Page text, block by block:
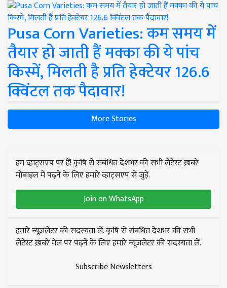
Pusa Corn Varieties: कम समय में
तैयार हो जाती हैं मक्का की ये पांच
किस्में, मिलती है प्रति हेक्टेयर 126.6
क्विंटल तक पैदावार!
More Stories
हम व्हाट्सएप पर हैं! कृषि से संबंधित देशभर की सभी लेटेस्ट ख़बरें
मोबाइल में पढ़ने के लिए हमारे व्हाट्सएप से जुड़ें.
Join on WhatsApp
हमारे न्यूज़लेटर की सदस्यता लें. कृषि से संबंधित देशभर की सभी
लेटेस्ट ख़बरें मेल पर पढ़ने के लिए हमारे न्यूज़लेटर की सदस्यता लें.
Subscribe Newsletters